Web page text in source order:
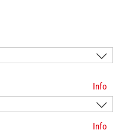
Info
Info